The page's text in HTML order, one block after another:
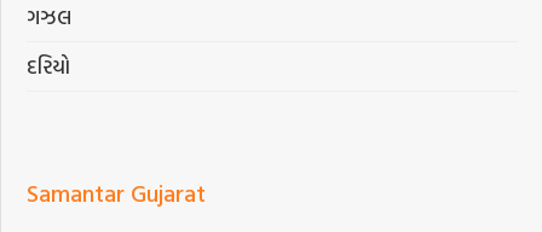
ગઝલ
દરિયો
Samantar Gujarat